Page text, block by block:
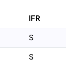
IFR
S
S